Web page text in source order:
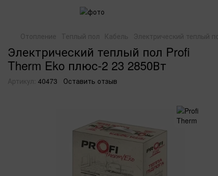
Отопление Теплый пол Кабель Электрический теплый
Электрический теплый пол Profi
Therm Eko плюс-2 23 2850Вт
Артикул: 40473 Оставить отзыв